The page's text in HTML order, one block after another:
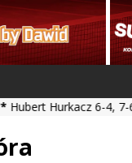
Hurkacz 6-4, 7-6(4)